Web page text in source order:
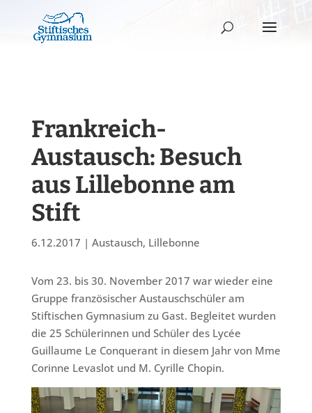
Frankreich-
Austausch: Besuch
aus Lillebonne am
Stift
6.12.2017 | Austausch, Lillebonne
Vom 23. bis 30. November 2017 war wieder eine
Gruppe französischer Austauschschüler am
Stiftischen Gymnasium zu Gast. Begleitet wurden
die 25 Schülerinnen und Schüler des Lycée
Guillaume Le Conquerant in diesem Jahr von Mme
Corinne Levaslot und M. Cyrille Chopin.